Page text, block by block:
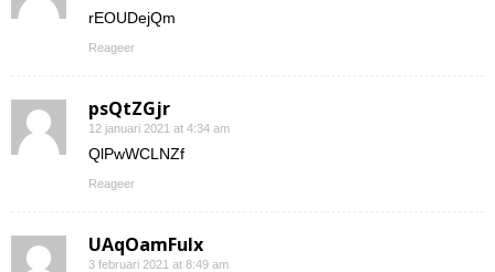
rEOUDejQm
Reageer
psQtZGjr
12 januari 2021 at 4:34 am
QlPwWCLNZf
Reageer
UAqOamFuIx
3 februari 2021 at 8:49 am